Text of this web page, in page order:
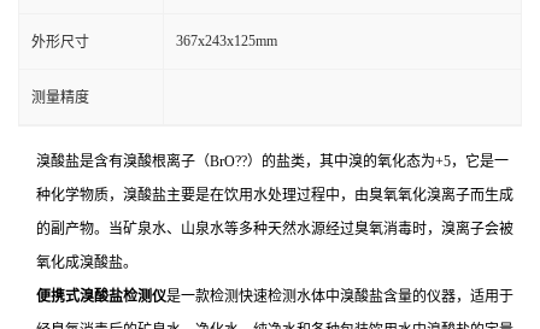
外形尺寸 367x243x125mm
测量精度
溴酸盐是含有溴酸根离子（BrO??）的盐类，其中溴的氧化态为+5，它是一
种化学物质，溴酸盐主要是在饮用水处理过程中，由臭氧氧化溴离子而生成
的副产物。当矿泉水、山泉水等多种天然水源经过臭氧消毒时，溴离子会被
氧化成溴酸盐。
便携式溴酸盐检测仪是一款检测快速检测水体中溴酸盐含量的仪器，适用于